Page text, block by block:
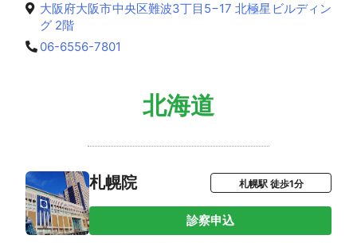
大阪府大阪市中央区難波3丁目5−17 北極星ビルディン
グ 2階
06-6556-7801
北海道
札幌院 札幌駅 徒歩1分
診察申込